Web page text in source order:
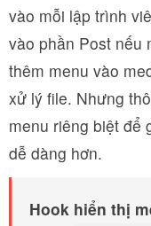
vào mỗi lập trình
vào phần Post nếu
thêm menu vào
xử lý file. Nhưng
menu riêng biệt để
dễ dàng hơn.
Hook hiển thị